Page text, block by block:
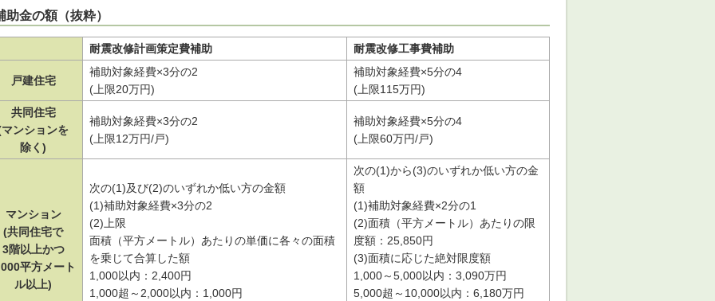
助金の額（抜粋）
耐震改修計画策定費補助 耐震改修工事費補助
戸建住宅
補助対象経費×3分の2
(上限20万円)
補助対象経費×5分の4
(上限115万円)
共同住宅
ンションを
除く)
補助対象経費×3分の2
(上限12万円/戸)
補助対象経費×5分の4
(上限60万円/戸)
マンション
(共同住宅で
3階以上かつ
平方メート
ル以上)
次の(1)及び(2)のいずれか低い方の金額
(1)補助対象経費×3分の2
(2)上限
面積（平方メートル）あたりの単価に各々の面積
を乗じて合算した額
1,000以内：2,400円
1,000超～2,000以内：1,000円
次の(1)から(3)のいずれか低い方の金
額
(1)補助対象経費×2分の1
(2)面積（平方メートル）あたりの限
度額：25,850円
(3)面積に応じた絶対限度額
1,000～5,000以内：3,090万円
5,000超～10,000以内：6,180万円